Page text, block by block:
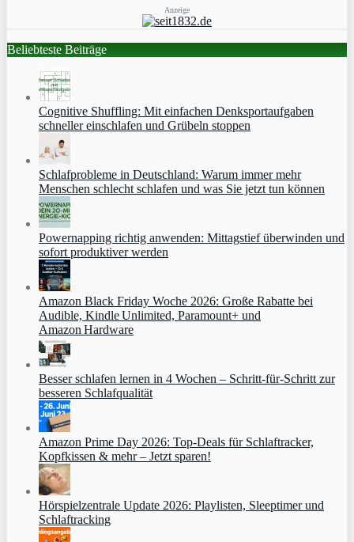
Anzeige
Beliebteste Beiträge
Cognitive Shuffling: Mit einfachen Denksportaufgaben
schneller einschlafen und Grübeln stoppen
Schlafprobleme in Deutschland: Warum immer mehr
Menschen schlecht schlafen und was Sie jetzt tun können
Powernapping richtig anwenden: Mittagstief überwinden und
sofort produktiver werden
Amazon Black Friday Woche 2026: Große Rabatte bei
Audible, Kindle Unlimited, Paramount+ und
Amazon Hardware
Besser schlafen lernen in 4 Wochen – Schritt‑für‑Schritt zur
besseren Schlafqualität
Amazon Prime Day 2026: Top-Deals für Schlaftracker,
Kopfkissen & mehr – Jetzt sparen!
Hörspielzentrale Update 2026: Playlisten, Sleeptimer und
Schlaftracking